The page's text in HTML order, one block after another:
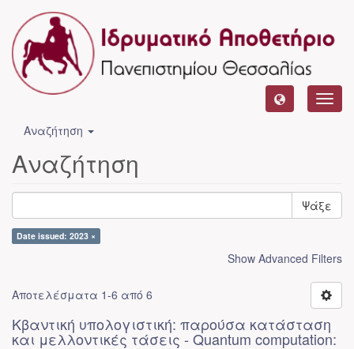
Αναζήτηση
Αναζήτηση
Ψάξε
Date issued: 2023 ×
Show Advanced Filters
Αποτελέσματα 1-6 από 6
Κβαντική υπολογιστική: παρούσα κατάσταση
και μελλοντικές τάσεις - Quantum computation: